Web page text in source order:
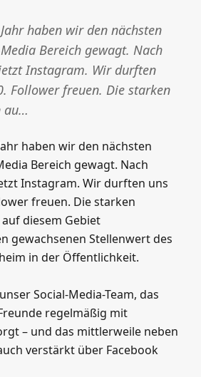
haben wir den nächsten
Bereich gewagt. Nach
Instagram. Wir durften
Follower freuen. Die starken
au…
haben wir den nächsten
Bereich gewagt. Nach
Instagram. Wir durften uns
freuen. Die starken
diesem Gebiet
gewachsenen Stellenwert des
in der Öffentlichkeit.
Social-Media-Team, das
regelmäßig mit
– und das mittlerweile neben
verstärkt über Facebook